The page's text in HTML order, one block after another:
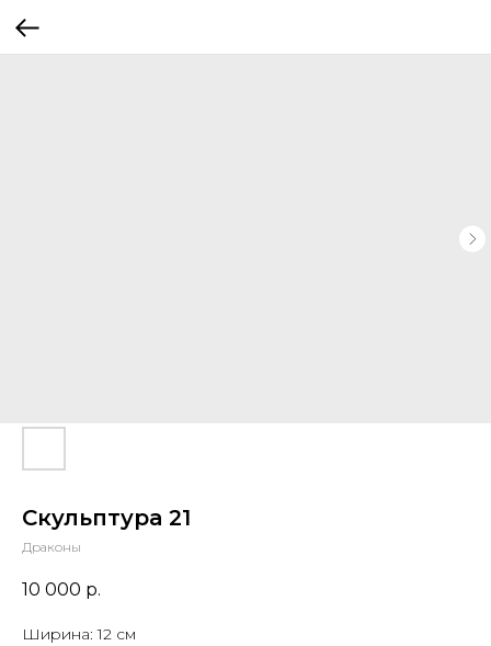
Скульптура 21
Драконы
10 000 р.
Ширина: 12 см